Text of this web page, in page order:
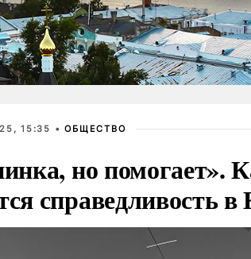
15:35 •ОБЩЕСТВО
но помогает».
справедливость